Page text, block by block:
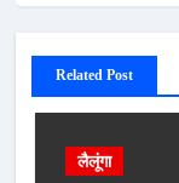
Related Post
लैलूंगा